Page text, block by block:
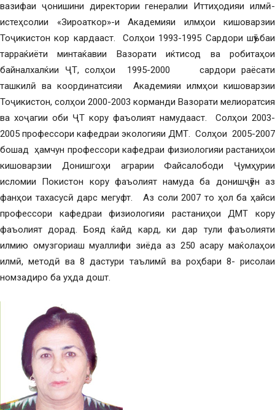
вазифаи ҷонишини директории генералии Иттиҳодияи илмӣ-
истеҳсолии «Зироаткор»-и Академияи илмҳои кишоварзии
Тоҷикистон кор кардааст. Солҳои 1993-1995 Сардори шӯъбаи
тарраќиёти минтаќавии Вазорати иќтисод ва робитаҳои
байналхалќии ҶТ, солҳои 1995-2000 сардори раёсати
ташкилӣ ва координатсияи Академияи илмҳои кишоварзии
Тоҷикистон, солҳои 2000-2003 корманди Вазорати мелиоратсия
ва хоҷагии оби ҶТ кору фаъолият намудааст. Солҳои 2003-
2005 профессори кафедраи экологияи ДМТ. Солҳои 2005-2007
бошад ҳамчун профессори кафедраи физиологияи растаниҳои
кишоварзии Донишгоҳи аграрии Файсалободи Ҷумҳурии
исломии Покистон кору фаъолият намуда ба донишҷӯён аз
фанҳои тахасусӣ дарс мегуфт. Аз соли 2007 то ҳол ба ҳайси
профессори кафедраи физиологияи растаниҳои ДМТ кору
фаъолият дорад. Бояд ќайд кард, ки дар тули фаъолияти
илмию омузгориаш муаллифи зиёда аз 250 асару маќолаҳои
илмӣ, методӣ ва 8 дастури таълимӣ ва роҳбари 8- рисолаи
номзадиро ба уҳда дошт.